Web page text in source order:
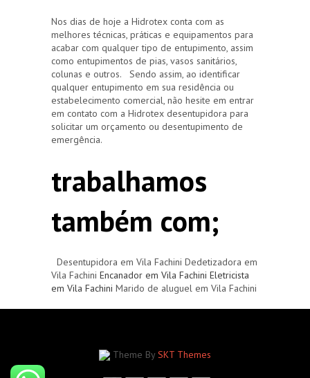
Nos dias de hoje a Hidrotex conta com as
melhores técnicas, práticas e equipamentos para
acabar com qualquer tipo de entupimento, assim
como entupimentos de pias, vasos sanitários,
colunas e outros. Sendo assim, ao identificar
qualquer entupimento em sua residência ou
estabelecimento comercial, não hesite em entrar
em contato com a Hidrotex desentupidora para
solicitar um orçamento ou desentupimento de
emergência.
trabalhamos
também com;
Desentupidora em Vila Fachini Dedetizadora em
Vila Fachini Encanador em Vila Fachini Eletricista
em Vila Fachini Marido de aluguel em Vila Fachini
Theme By SKT Themes